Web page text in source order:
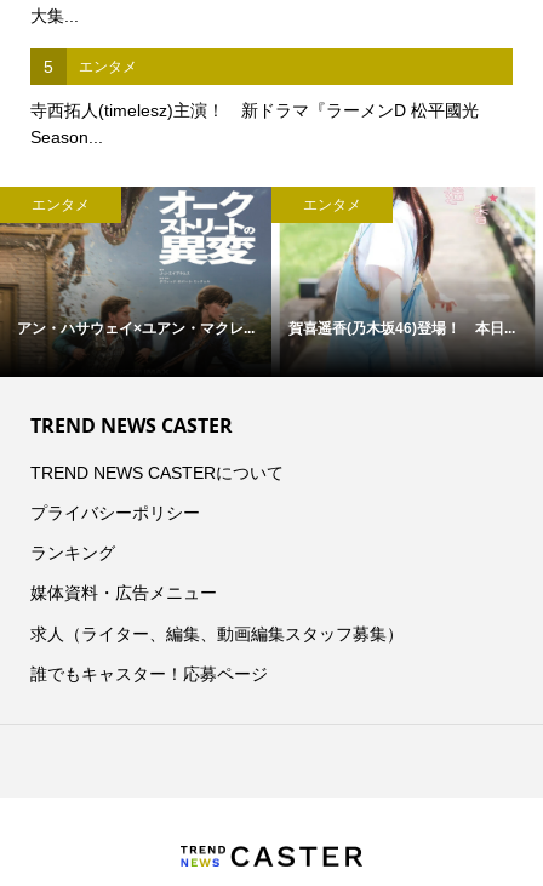
大集...
5 エンタメ
寺西拓人(timelesz)主演！ 新ドラマ『ラーメンD 松平國光
Season...
エンタメ
アン・ハサウェイ×ユアン・マクレ...
エンタメ
賀喜遥香(乃木坂46)登場！ 本日...
TREND NEWS CASTER
TREND NEWS CASTERについて
プライバシーポリシー
ランキング
媒体資料・広告メニュー
求人（ライター、編集、動画編集スタッフ募集）
誰でもキャスター！応募ページ